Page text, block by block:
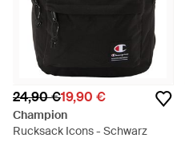
24,90 €19,90 €
Champion
Rucksack Icons - Schwarz